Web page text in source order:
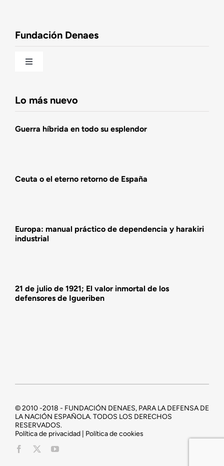
Fundación Denaes
Toggle
Lo más nuevo
Guerra híbrida en todo su esplendor
Ceuta o el eterno retorno de España
Europa: manual práctico de dependencia y harakiri
industrial
21 de julio de 1921; El valor inmortal de los
defensores de Igueriben
© 2010 -2018 - FUNDACIÓN DENAES, PARA LA DEFENSA DE
LA NACIÓN ESPAÑOLA. TODOS LOS DERECHOS
RESERVADOS.
Política de privacidad | Política de cookies